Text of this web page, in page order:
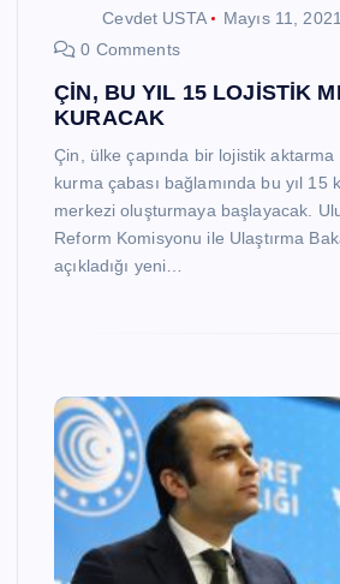
Cevdet USTA
Mayıs 11, 2021
0 Comments
ÇİN, BU YIL 15 LOJİSTİK
KURACAK
Çin, ülke çapında bir lojistik aktarma
kurma çabası bağlamında bu yıl 15
merkezi oluşturmaya başlayacak.
Reform Komisyonu ile Ulaştırma
açıkladığı yeni…